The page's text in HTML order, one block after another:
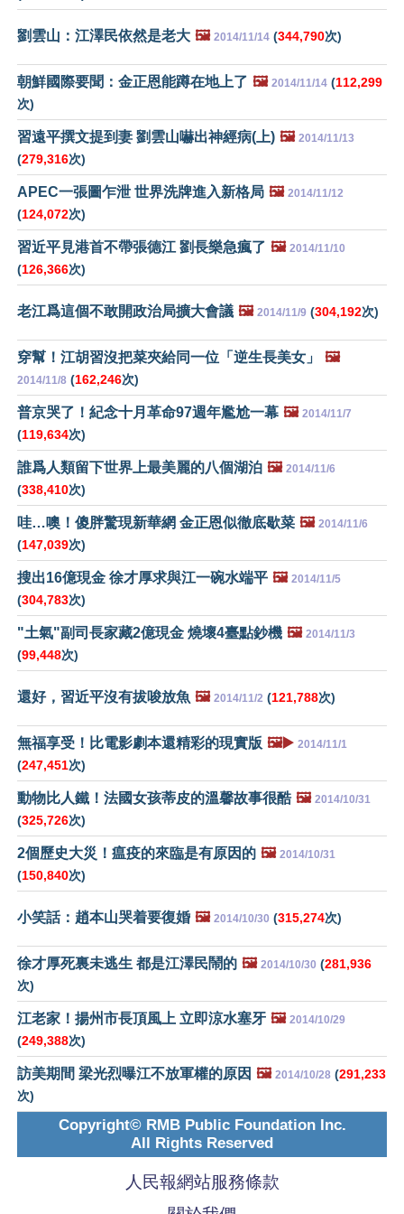
劉雲山：江澤民依然是老大 🖼️ 2014/11/14 (344,790次)
朝鮮國際要聞：金正恩能蹲在地上了 🖼️ 2014/11/14 (112,299
次)
習遠平撰文提到妻 劉雲山嚇出神經病(上) 🖼️ 2014/11/13
(279,316次)
APEC一張圖乍泄 世界洗牌進入新格局 🖼️ 2014/11/12
(124,072次)
習近平見港首不帶張德江 劉長樂急瘋了 🖼️ 2014/11/10
(126,366次)
老江爲這個不敢開政治局擴大會議 🖼️ 2014/11/9 (304,192次)
穿幫！江胡習沒把菜夾給同一位「逆生長美女」 🖼️
2014/11/8 (162,246次)
普京哭了！紀念十月革命97週年尷尬一幕 🖼️ 2014/11/7
(119,634次)
誰爲人類留下世界上最美麗的八個湖泊 🖼️ 2014/11/6
(338,410次)
哇…噢！傻胖驚現新華網 金正恩似徹底歇菜 🖼️ 2014/11/6
(147,039次)
搜出16億現金 徐才厚求與江一碗水端平 🖼️ 2014/11/5
(304,783次)
"土氣"副司長家藏2億現金 燒壞4臺點鈔機 🖼️ 2014/11/3
(99,448次)
還好，習近平沒有拔唆放魚 🖼️ 2014/11/2 (121,788次)
無福享受！比電影劇本還精彩的現實版 🖼️▶️ 2014/11/1
(247,451次)
動物比人鐵！法國女孩蒂皮的溫馨故事很酷 🖼️ 2014/10/31
(325,726次)
2個歷史大災！瘟疫的來臨是有原因的 🖼️ 2014/10/31
(150,840次)
小笑話：趙本山哭着要復婚 🖼️ 2014/10/30 (315,274次)
徐才厚死裏未逃生 都是江澤民鬧的 🖼️ 2014/10/30 (281,936
次)
江老家！揚州市長頂風上 立即涼水塞牙 🖼️ 2014/10/29
(249,388次)
訪美期間 梁光烈曝江不放軍權的原因 🖼️ 2014/10/28 (291,233
次)
Copyright© RMB Public Foundation Inc.
All Rights Reserved
人民報網站服務條款